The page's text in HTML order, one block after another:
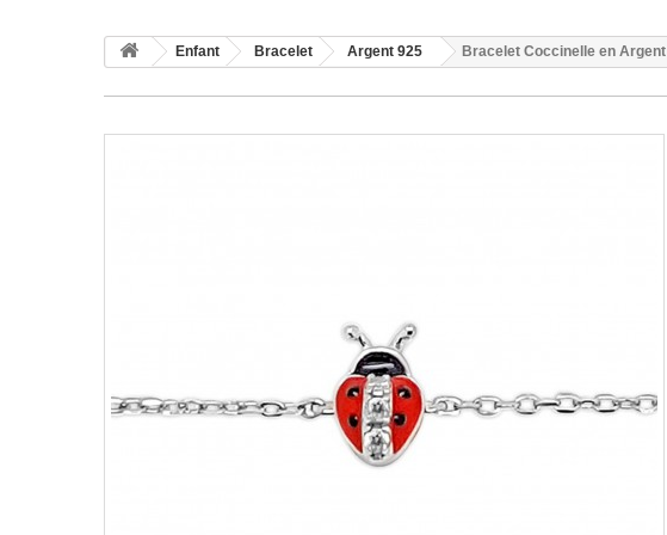
Enfant Bracelet Argent 925 Bracelet Coccinelle en